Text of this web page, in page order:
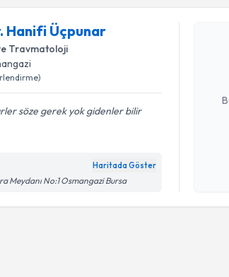
Hanifi Üçpunar
Travmatoloji
söze gerek yok gidenler bilir
Haritada Göster
Meydanı No:1 Osmangazi Bursa
Doç. Dr.